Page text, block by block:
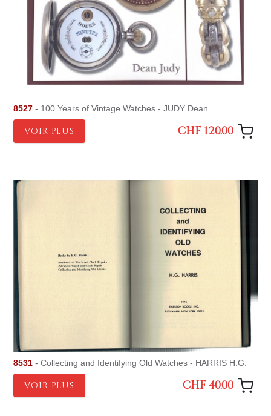
8527 - 100 Years of Vintage Watches - JUDY Dean
VOIR PLUS CHF 120.00
8531 - Collecting and Identifying Old Watches - HARRIS H.G.
VOIR PLUS CHF 40.00